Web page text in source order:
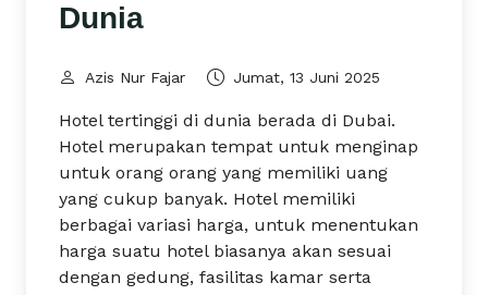
Dunia
Azis Nur Fajar Jumat, 13 Juni 2025
Hotel tertinggi di dunia berada di Dubai.
Hotel merupakan tempat untuk menginap
untuk orang orang yang memiliki uang
yang cukup banyak. Hotel memiliki
berbagai variasi harga, untuk menentukan
harga suatu hotel biasanya akan sesuai
dengan gedung, fasilitas kamar serta